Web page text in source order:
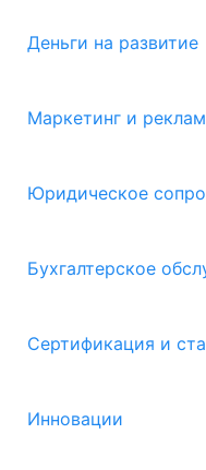
Деньги на развитие
Маркетинг и
Юридическое
Бухгалтерское
Сертификация и
Инновации